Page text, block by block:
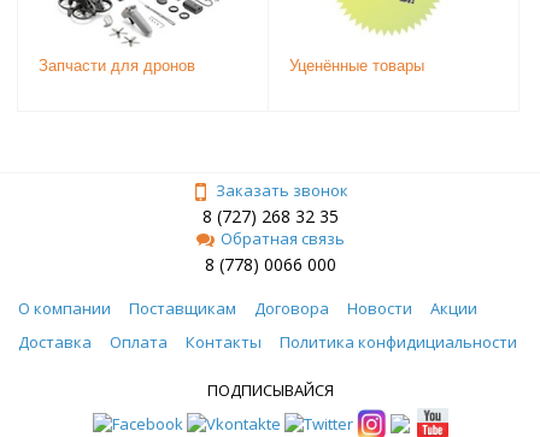
Запчасти для дронов Уценённые товары
Заказать звонок
8 (727) 268 32 35
Обратная связь
8 (778) 0066 000
О компании Поставщикам Договора Новости
Акции
Доставка
Оплата Контакты Политика конфидициальности
ПОДПИСЫВАЙСЯ